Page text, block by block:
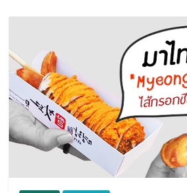
รน
ไชส์,
ที่
ปรึกษา
แฟ
รน
รวม